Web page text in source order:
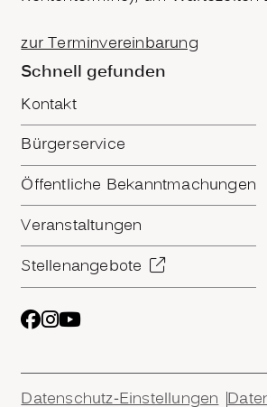
zur Terminvereinbarung
Schnell gefunden
Kontakt
Bürgerservice
Öffentliche Bekanntmachungen
Veranstaltungen
Stellenangebote
Datenschutz-Einstellungen